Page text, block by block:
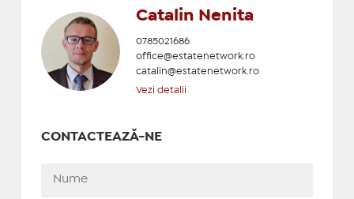
Catalin Nenita
0785021686
office@estatenetwork.ro
catalin@estatenetwork.ro
Vezi detalii
CONTACTEAZĂ-NE